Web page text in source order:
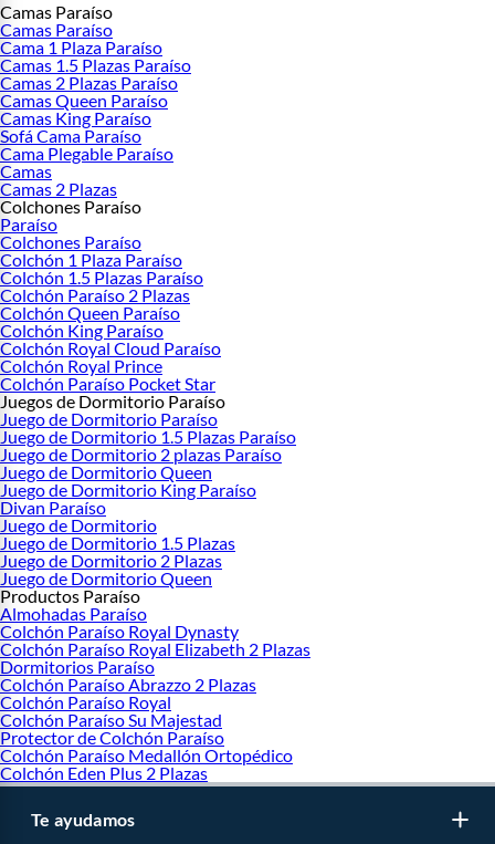
Camas Paraíso
Camas Paraíso
Cama 1 Plaza Paraíso
Camas 1.5 Plazas Paraíso
Camas 2 Plazas Paraíso
Camas Queen Paraíso
Camas King Paraíso
Sofá Cama Paraíso
Cama Plegable Paraíso
Camas
Camas 2 Plazas
Colchones Paraíso
Paraíso
Colchones Paraíso
Colchón 1 Plaza Paraíso
Colchón 1.5 Plazas Paraíso
Colchón Paraíso 2 Plazas
Colchón Queen Paraíso
Colchón King Paraíso
Colchón Royal Cloud Paraíso
Colchón Royal Prince
Colchón Paraíso Pocket Star
Juegos de Dormitorio Paraíso
Juego de Dormitorio Paraíso
Juego de Dormitorio 1.5 Plazas Paraíso
Juego de Dormitorio 2 plazas Paraíso
Juego de Dormitorio Queen
Juego de Dormitorio King Paraíso
Divan Paraíso
Juego de Dormitorio
Juego de Dormitorio 1.5 Plazas
Juego de Dormitorio 2 Plazas
Juego de Dormitorio Queen
Productos Paraíso
Almohadas Paraíso
Colchón Paraíso Royal Dynasty
Colchón Paraíso Royal Elizabeth 2 Plazas
Dormitorios Paraíso
Colchón Paraíso Abrazzo 2 Plazas
Colchón Paraíso Royal
Colchón Paraíso Su Majestad
Protector de Colchón Paraíso
Colchón Paraíso Medallón Ortopédico
Colchón Eden Plus 2 Plazas
Te ayudamos